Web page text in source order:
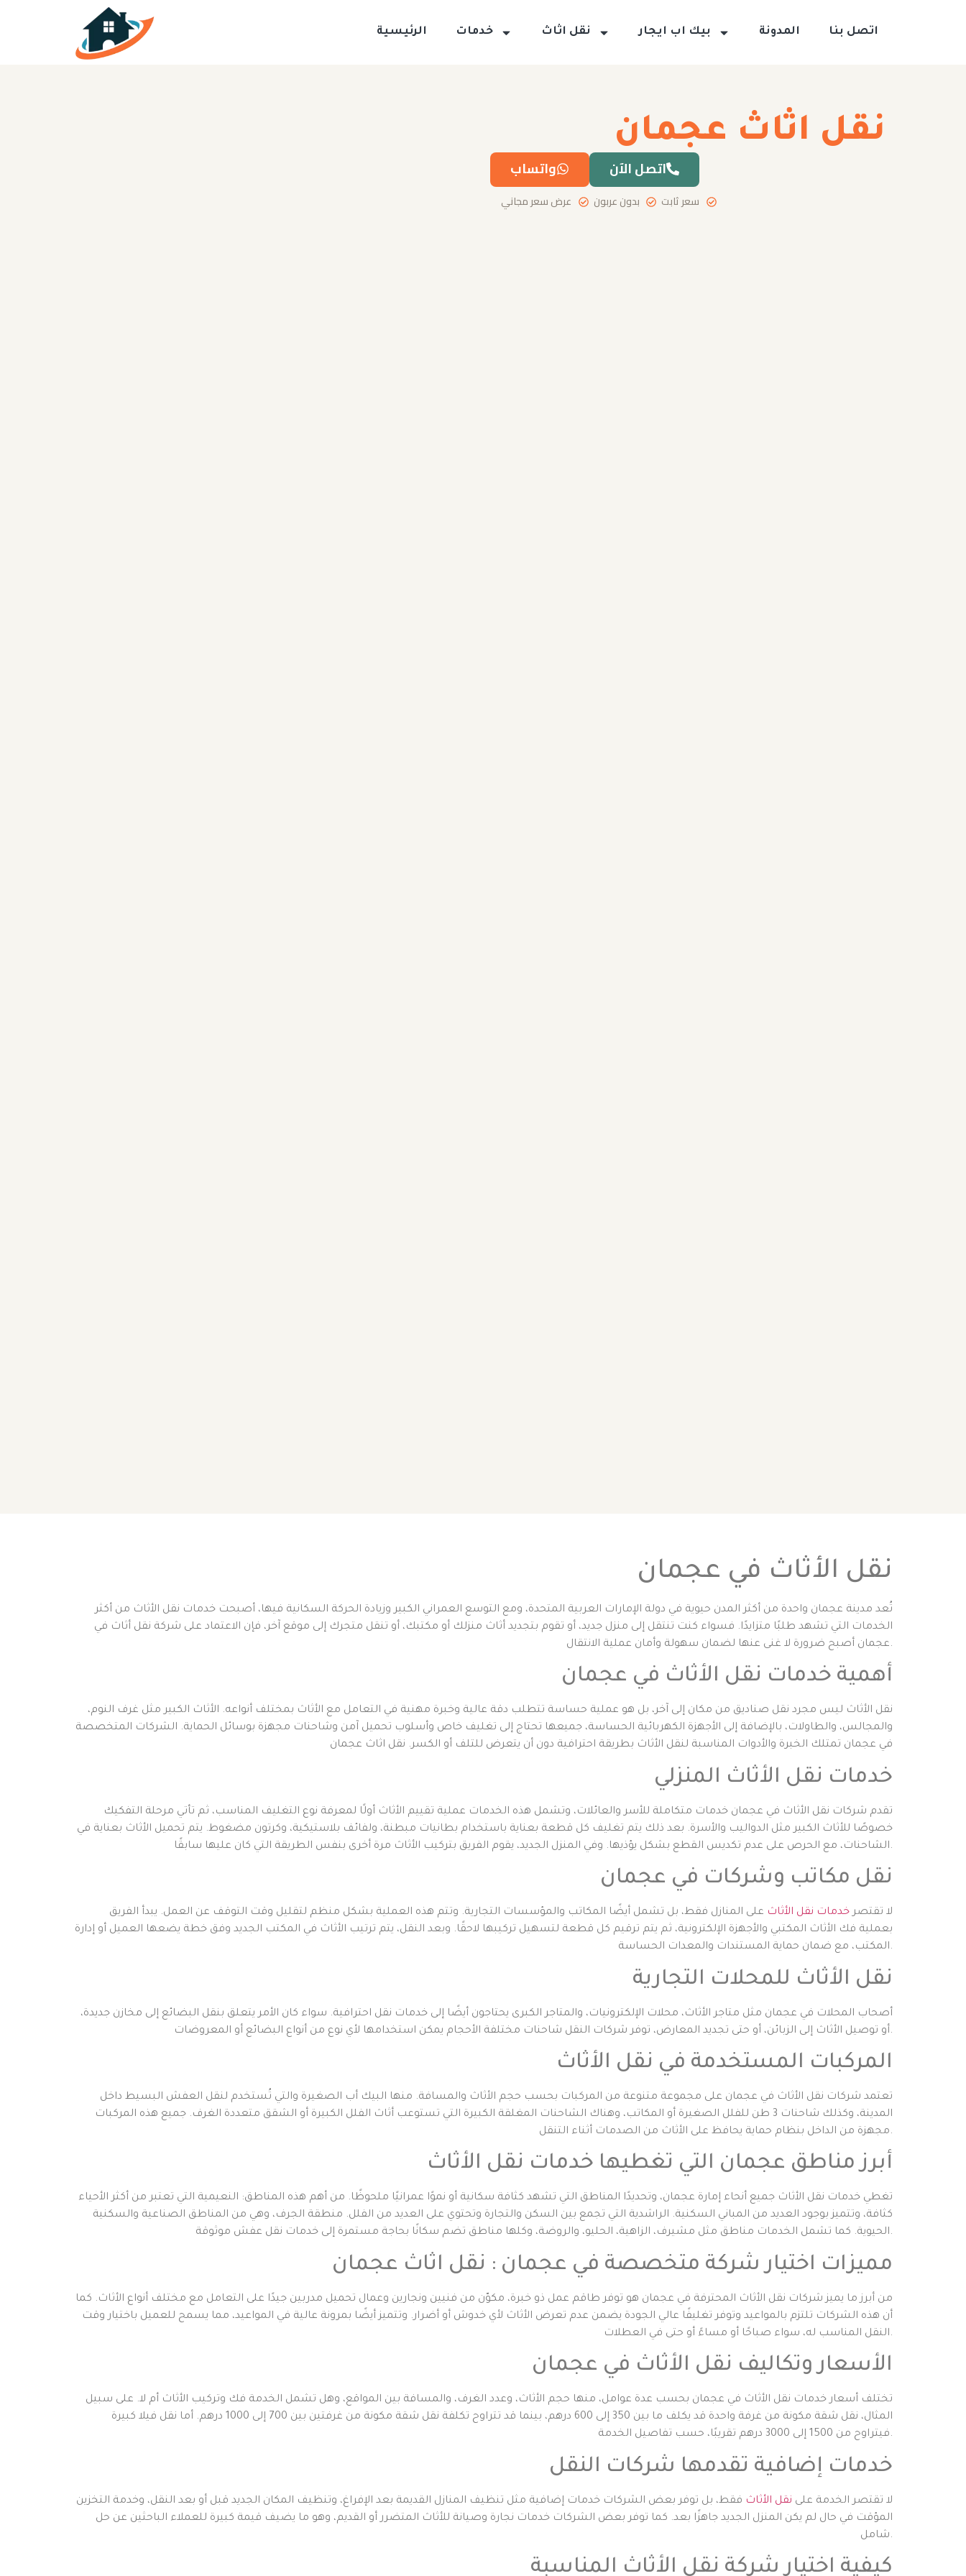
الرئيسية خدمات نقل اثاث بيك اب ايجار المدونة اتصل بنا
نقل اثاث عجمان
واتساب اتصل الآن
عرض سعر مجاني بدون عربون سعر ثابت
نقل الأثاث في عجمان
تُعد مدينة عجمان واحدة من أكثر المدن حيوية في دولة الإمارات العربية المتحدة، ومع التوسع العمراني الكبير وزيادة الحركة السكانية فيها، أصبحت خدمات نقل الأثاث من أكثر
الخدمات التي تشهد طلبًا متزايدًا. فسواء كنت تنتقل إلى منزل جديد، أو تقوم بتجديد أثاث منزلك أو مكتبك، أو تنقل متجرك إلى موقع آخر، فإن الاعتماد على شركة نقل أثاث في
عجمان أصبح ضرورة لا غنى عنها لضمان سهولة وأمان عملية الانتقال.
أهمية خدمات نقل الأثاث في عجمان
نقل الأثاث ليس مجرد نقل صناديق من مكان إلى آخر، بل هو عملية حساسة تتطلب دقة عالية وخبرة مهنية في التعامل مع الأثاث بمختلف أنواعه. الأثاث الكبير مثل غرف النوم،
والمجالس، والطاولات، بالإضافة إلى الأجهزة الكهربائية الحساسة، جميعها تحتاج إلى تغليف خاص وأسلوب تحميل آمن وشاحنات مجهزة بوسائل الحماية. الشركات المتخصصة
في عجمان تمتلك الخبرة والأدوات المناسبة لنقل الأثاث بطريقة احترافية دون أن يتعرض للتلف أو الكسر. نقل اثاث عجمان
خدمات نقل الأثاث المنزلي
تقدم شركات نقل الأثاث في عجمان خدمات متكاملة للأسر والعائلات، وتشمل هذه الخدمات عملية تقييم الأثاث أولًا لمعرفة نوع التغليف المناسب، ثم تأتي مرحلة التفكيك
خصوصًا للأثاث الكبير مثل الدواليب والأسرة. بعد ذلك يتم تغليف كل قطعة بعناية باستخدام بطانيات مبطنة، ولفائف بلاستيكية، وكرتون مضغوط. يتم تحميل الأثاث بعناية في
الشاحنات، مع الحرص على عدم تكديس القطع بشكل يؤذيها. وفي المنزل الجديد، يقوم الفريق بتركيب الأثاث مرة أخرى بنفس الطريقة التي كان عليها سابقًا.
نقل مكاتب وشركات في عجمان
لا تقتصرخدمات نقل الأثاث على المنازل فقط، بل تشمل أيضًا المكاتب والمؤسسات التجارية. وتتم هذه العملية بشكل منظم لتقليل وقت التوقف عن العمل. يبدأ الفريق
بعملية فك الأثاث المكتبي والأجهزة الإلكترونية، ثم يتم ترقيم كل قطعة لتسهيل تركيبها لاحقًا. وبعد النقل، يتم ترتيب الأثاث في المكتب الجديد وفق خطة يضعها العميل أو إدارة
المكتب، مع ضمان حماية المستندات والمعدات الحساسة.
نقل الأثاث للمحلات التجارية
أصحاب المحلات في عجمان مثل متاجر الأثاث، محلات الإلكترونيات، والمتاجر الكبرى يحتاجون أيضًا إلى خدمات نقل احترافية. سواء كان الأمر يتعلق بنقل البضائع إلى مخازن جديدة،
أو توصيل الأثاث إلى الزبائن، أو حتى تجديد المعارض، توفر شركات النقل شاحنات مختلفة الأحجام يمكن استخدامها لأي نوع من أنواع البضائع أو المعروضات.
المركبات المستخدمة في نقل الأثاث
تعتمد شركات نقل الأثاث في عجمان على مجموعة متنوعة من المركبات بحسب حجم الأثاث والمسافة. منها البيك أب الصغيرة والتي تُستخدم لنقل العفش البسيط داخل
المدينة، وكذلك شاحنات 3 طن للفلل الصغيرة أو المكاتب، وهناك الشاحنات المغلقة الكبيرة التي تستوعب أثاث الفلل الكبيرة أو الشقق متعددة الغرف. جميع هذه المركبات
مجهزة من الداخل بنظام حماية يحافظ على الأثاث من الصدمات أثناء التنقل.
أبرز مناطق عجمان التي تغطيها خدمات نقل الأثاث
تغطي خدمات نقل الأثاث جميع أنحاء إمارة عجمان، وتحديدًا المناطق التي تشهد كثافة سكانية أو نموًا عمرانيًا ملحوظًا. من أهم هذه المناطق: النعيمية التي تعتبر من أكثر الأحياء
كثافة، وتتميز بوجود العديد من المباني السكنية. الراشدية التي تجمع بين السكن والتجارة وتحتوي على العديد من الفلل. منطقة الجرف، وهي من المناطق الصناعية والسكنية
الحيوية. كما تشمل الخدمات مناطق مثل مشيرف، الزاهية، الحليو، والروضة، وكلها مناطق تضم سكانًا بحاجة مستمرة إلى خدمات نقل عفش موثوقة.
مميزات اختيار شركة متخصصة في عجمان : نقل اثاث عجمان
من أبرز ما يميز شركات نقل الأثاث المحترفة في عجمان هو توفر طاقم عمل ذو خبرة، مكوّن من فنيين ونجارين وعمال تحميل مدربين جيدًا على التعامل مع مختلف أنواع الأثاث. كما
أن هذه الشركات تلتزم بالمواعيد وتوفر تغليفًا عالي الجودة يضمن عدم تعرض الأثاث لأي خدوش أو أضرار. وتتميز أيضًا بمرونة عالية في المواعيد، مما يسمح للعميل باختيار وقت
النقل المناسب له، سواء صباحًا أو مساءً أو حتى في العطلات.
الأسعار وتكاليف نقل الأثاث في عجمان
تختلف أسعار خدمات نقل الأثاث في عجمان بحسب عدة عوامل، منها حجم الأثاث، وعدد الغرف، والمسافة بين المواقع، وهل تشمل الخدمة فك وتركيب الأثاث أم لا. على سبيل
المثال، نقل شقة مكونة من غرفة واحدة قد يكلف ما بين 350 إلى 600 درهم، بينما قد تتراوح تكلفة نقل شقة مكونة من غرفتين بين 700 إلى 1000 درهم. أما نقل فيلا كبيرة
فيتراوح من 1500 إلى 3000 درهم تقريبًا، حسب تفاصيل الخدمة.
خدمات إضافية تقدمها شركات النقل
لا تقتصر الخدمة على نقل الأثاث فقط، بل توفر بعض الشركات خدمات إضافية مثل تنظيف المنازل القديمة بعد الإفراغ، وتنظيف المكان الجديد قبل أو بعد النقل، وخدمة التخزين
المؤقت في حال لم يكن المنزل الجديد جاهزًا بعد. كما توفر بعض الشركات خدمات نجارة وصيانة للأثاث المتضرر أو القديم، وهو ما يضيف قيمة كبيرة للعملاء الباحثين عن حل
شامل.
كيفية اختيار شركة نقل الأثاث المناسبة